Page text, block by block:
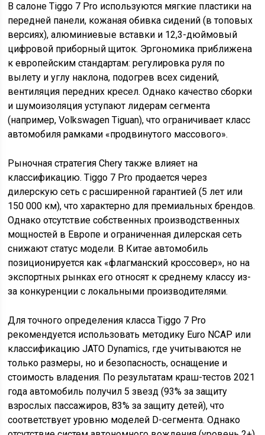
В салоне Tiggo 7 Pro используются мягкие пластики на
передней панели, кожаная обивка сидений (в топовых
версиях), алюминиевые вставки и 12,3-дюймовый
цифровой приборный щиток. Эргономика приближена
к европейским стандартам: регулировка руля по
вылету и углу наклона, подогрев всех сидений,
вентиляция передних кресел. Однако качество сборки
и шумоизоляция уступают лидерам сегмента
(например, Volkswagen Tiguan), что ограничивает класс
автомобиля рамками «продвинутого массового».
Рыночная стратегия Chery также влияет на
классификацию. Tiggo 7 Pro продается через
дилерскую сеть с расширенной гарантией (5 лет или
150 000 км), что характерно для премиальных брендов.
Однако отсутствие собственных производственных
мощностей в Европе и ограниченная дилерская сеть
снижают статус модели. В Китае автомобиль
позиционируется как «флагманский кроссовер», но на
экспортных рынках его относят к среднему классу из-
за конкуренции с локальными производителями.
Для точного определения класса Tiggo 7 Pro
рекомендуется использовать методику Euro NCAP или
классификацию JATO Dynamics, где учитываются не
только размеры, но и безопасность, оснащение и
стоимость владения. По результатам краш-тестов 2021
года автомобиль получил 5 звезд (93% за защиту
взрослых пассажиров, 83% за защиту детей), что
соответствует уровню моделей D-сегмента. Однако